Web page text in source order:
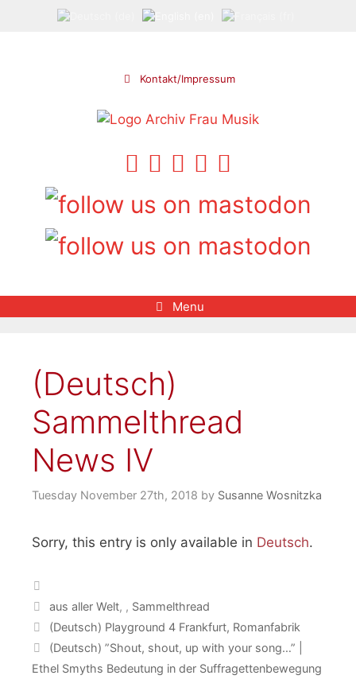
Kontakt/Impressum
Menu
(Deutsch)
Sammelthread
News IV
Tuesday November 27th, 2018 by Susanne Wosnitzka
Sorry, this entry is only available in Deutsch.
Tags
aus aller Welt, , Sammelthread
(Deutsch) Playground 4 Frankfurt, Romanfabrik
(Deutsch) ”Shout, shout, up with your song…” |
Ethel Smyths Bedeutung in der Suffragettenbewegung